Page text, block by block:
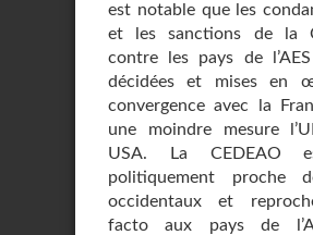
est notable que les
et les sanctions de la
contre les pays de
décidées et mises en
convergence avec la
une moindre mesure
USA. La CEDEAO
politiquement proche
occidentaux et
facto aux pays de